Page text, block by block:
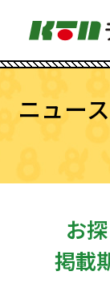
ニュー
お
掲載